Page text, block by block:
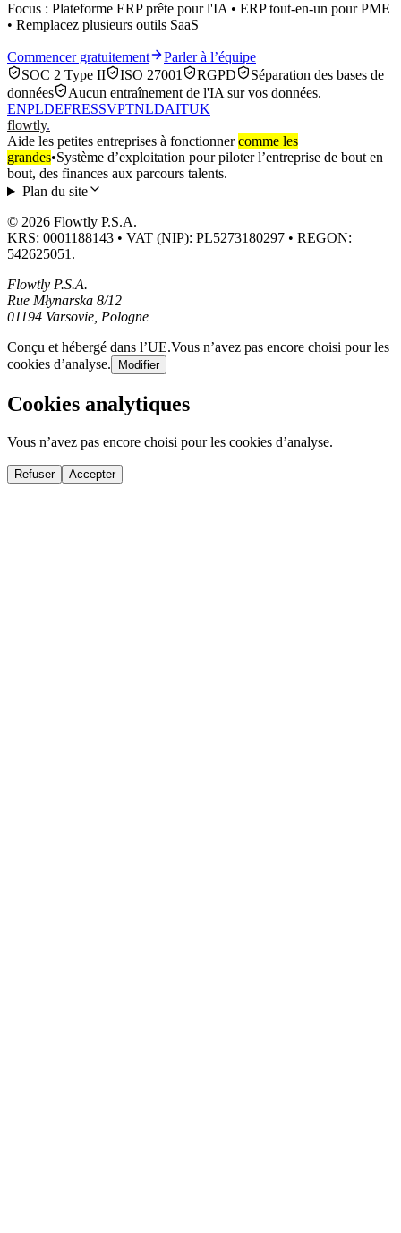
Focus : Plateforme ERP prête pour l'IA • ERP tout-en-un pour PME
• Remplacez plusieurs outils SaaS
Commencer gratuitement
Parler à l’équipe
SOC 2 Type II
ISO 27001 RGPD
Séparation des bases de
données
Aucun entraînement de l'IA sur vos données.
ENPLDEFRESSVPTNLDAITUK
flowtly.
Aide les petites entreprises à fonctionnercomme les
grandes•Système d’exploitation pour piloter l’entreprise de bout en
bout, des finances aux parcours talents.
Plan du site
© 2026 Flowtly P.S.A.
KRS: 0001188143 • VAT (NIP): PL5273180297 • REGON:
542625051.
Flowtly P.S.A.
Rue Młynarska 8/12
01194 Varsovie, Pologne
Conçu et hébergé dans l’UE.Vous n’avez pas encore choisi pour les
cookies d’analyse.
Modifier
Cookies analytiques
Vous n’avez pas encore choisi pour les cookies d’analyse.
Refuser Accepter